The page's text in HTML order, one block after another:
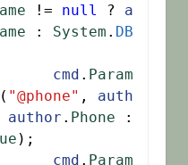
!= null ? a
: System . DB
cmd . Param
( "@phone" , auth
author . Phone :
);
cmd . Param